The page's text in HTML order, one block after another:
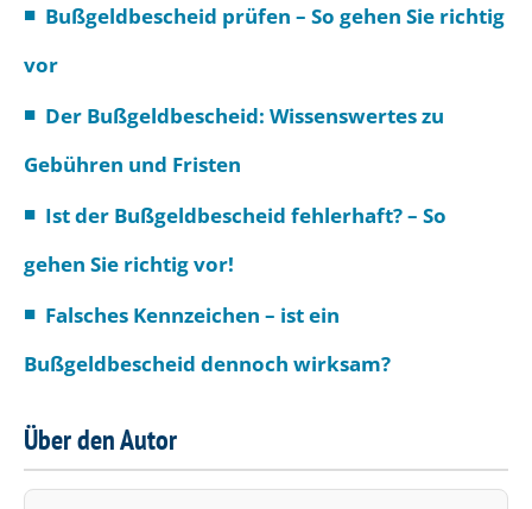
Bußgeldbescheid prüfen – So gehen Sie richtig
vor
Der Bußgeldbescheid: Wissenswertes zu
Gebühren und Fristen
Ist der Bußgeldbescheid fehlerhaft? – So
gehen Sie richtig vor!
Falsches Kennzeichen – ist ein
Bußgeldbescheid dennoch wirksam?
Über den Autor